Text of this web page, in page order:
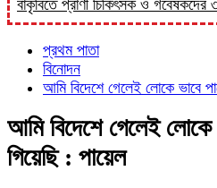
প্রাণী চিকিৎসক ও গবেষকদের ৩২তম
প্রথম পাতা
বিনোদন
আমি বিদেশে গেলেই লোকে ভাবে
আমি বিদেশে গেলেই
গিয়েছি : পায়েল